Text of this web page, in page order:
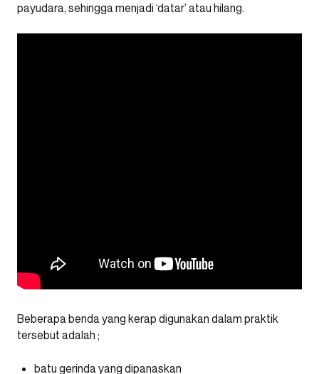
payudara, sehingga menjadi ‘datar’ atau hilang.
Beberapa benda yang kerap digunakan dalam praktik
tersebut adalah ;
batu gerinda yang dipanaskan